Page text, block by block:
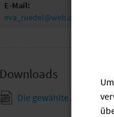
E-Mail:
eva_ruedel@web.de
Downloads
Die gewählte Adresse